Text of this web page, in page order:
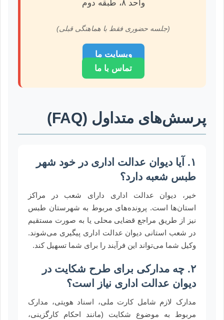
واحد ۸، طبقه دوم
(جلسه حضوری فقط با هماهنگی قبلی)
وبسایت ما
تماس با ما
پرسش‌های متداول (FAQ)
۱. آیا دیوان عدالت اداری در خود شهر
طبس شعبه دارد؟
خیر، دیوان عدالت اداری دارای شعب در مراکز
استان‌ها است. پرونده‌های مربوط به شهرستان طبس
نیز از طریق مراجع قضایی محلی یا به صورت مستقیم
در شعب استانی دیوان عدالت اداری پیگیری می‌شوند.
وکیل شما می‌تواند این فرآیند را برای شما تسهیل کند.
۲. چه مدارکی برای طرح شکایت در
دیوان عدالت اداری نیاز است؟
مدارک لازم شامل کارت ملی، اسناد هویتی، مدارک
مربوط به موضوع شکایت (مانند احکام کارگزینی،